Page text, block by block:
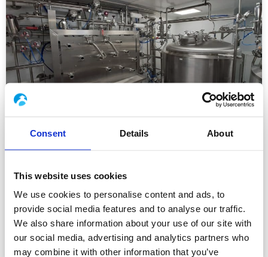
Consent Details About
This website uses cookies
We use cookies to personalise content and ads, to
provide social media features and to analyse our traffic.
We also share information about your use of our site with
our social media, advertising and analytics partners who
may combine it with other information that you’ve
Babynahrung gebaut. Das gesamte System wurde
automatisiert.
Lire la suite »